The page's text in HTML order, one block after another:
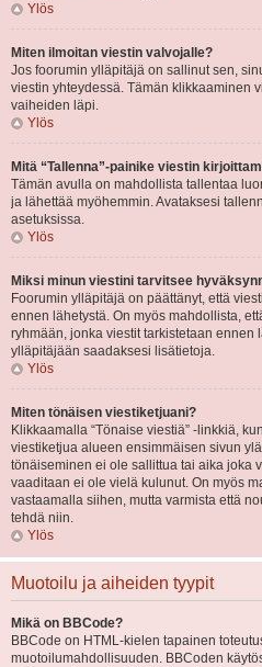
Ylös
Miten ilmoitan viestin valvojalle?
Jos foorumin ylläpitäjä on sallinut sen,
viestin yhteydessä. Tämän klikkaaminen
vaiheiden läpi.
Ylös
Mitä “Tallenna”-painike viestin
Tämän avulla on mahdollista tallentaa
ja lähettää myöhemmin. Avataksesi
asetuksissa.
Ylös
Miksi minun viestini tarvitsee
Foorumin ylläpitäjä on päättänyt, että
ennen lähetystä. On myös mahdollista,
ryhmään, jonka viestit tarkistetaan ennen
ylläpitäjään saadaksesi lisätietoja.
Ylös
Miten tönäisen viestiketjuani?
Klikkaamalla “Tönaise viestiä” -linkkiä,
viestiketjua alueen ensimmäisen sivun
tönäiseminen ei ole sallittua tai aika joka
vaaditaan ei ole vielä kulunut. On myös
vastaamalla siihen, mutta varmista että
tehdä niin.
Ylös
Muotoilu ja aiheiden tyypit
Mikä on BBCode?
BBCode on HTML-kielen tapainen
muotoilumahdollisuuden. BBCoden